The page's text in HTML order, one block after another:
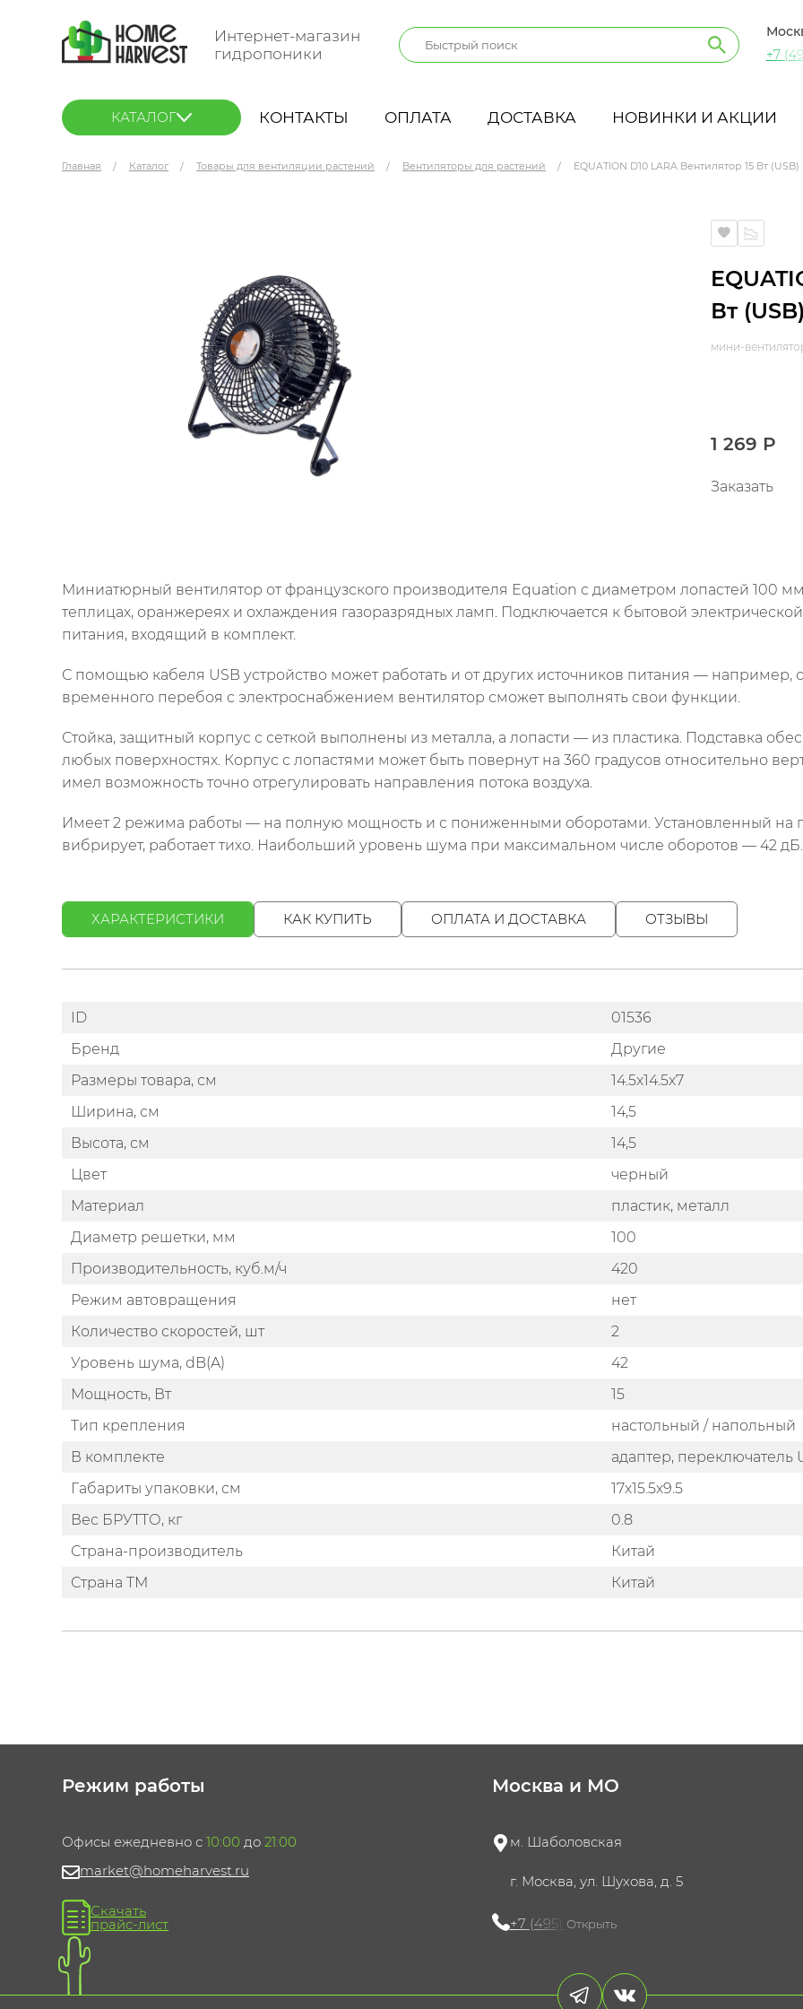
Интернет-магазин
гидропоники
+7
КАТАЛОГ КОНТАКТЫ ОПЛАТА ДОСТАВКА НОВИНКИ И АКЦИИ
Главная Каталог Товары для вентиляции растений Вентиляторы для растений EQUATION D10 LARA Вентилятор 15 Вт (USB)
Вт (USB)
мини-
1 269 Р
Заказать
Миниатюрный вентилятор от французского производителя Equation с диаметром лопастей 100
теплицах, оранжереях и охлаждения газоразрядных ламп. Подключается к бытовой
питания, входящий в комплект.
С помощью кабеля USB устройство может работать и от других источников питания — например,
временного перебоя с электроснабжением вентилятор сможет выполнять свои функции.
Стойка, защитный корпус с сеткой выполнены из металла, а лопасти — из пластика. Подставка
любых поверхностях. Корпус с лопастями может быть повернут на 360 градусов относительно
имел возможность точно отрегулировать направления потока воздуха.
Имеет 2 режима работы — на полную мощность и с пониженными оборотами. Установленный на
вибрирует, работает тихо. Наибольший уровень шума при максимальном числе оборотов — 42 дБ.
ХАРАКТЕРИСТИКИ КАК КУПИТЬ ОПЛАТА И ДОСТАВКА ОТЗЫВЫ
ID
01536
Бренд
Другие
Размеры товара, см
14.5х14.5х7
Ширина, см
14,5
Высота, см
14,5
Цвет
черный
Материал
пластик, металл
Диаметр решетки, мм
100
Производительность, куб.м/ч
420
Режим автовращения
нет
Количество скоростей, шт
2
Уровень шума, dB(A)
42
Мощность, Вт
15
Тип крепления
настольный / напольный
В комплекте
адаптер, переключатель
Габариты упаковки, см
17х15.5х9.5
Вес БРУТТО, кг
0.8
Страна-производитель
Китай
Страна ТМ
Китай
Режим работы
Офисы ежедневно с 10:00 до 21:00
market@homeharvest.ru
Скачать
прайс-лист
Москва и МО
м. Шаболовская
г. Москва, ул. Шухова, д. 5
+7 (495) 721-60-15
Открыть